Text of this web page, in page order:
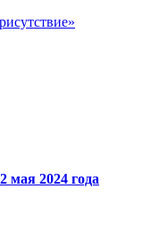
мая 2024 года